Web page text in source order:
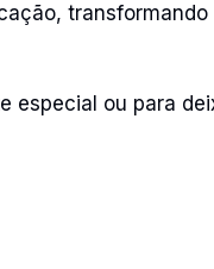
especial ou para